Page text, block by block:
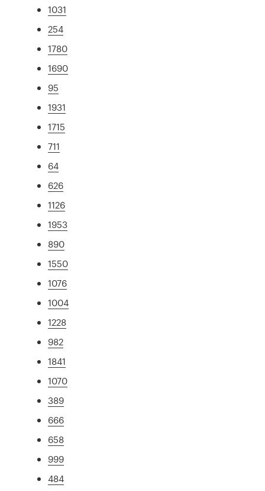
1031
254
1780
1690
95
1931
1715
711
64
626
1126
1953
890
1550
1076
1004
1228
982
1841
1070
389
666
658
999
484